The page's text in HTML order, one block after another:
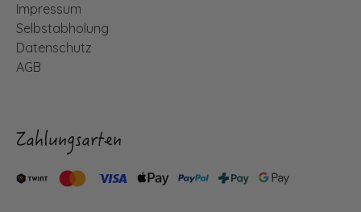
Impressum
Selbstabholung
Datenschutz
AGB
Zahlungsarten